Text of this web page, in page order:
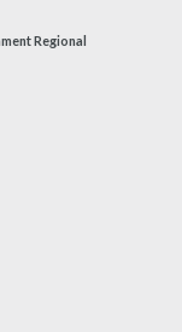
Regional